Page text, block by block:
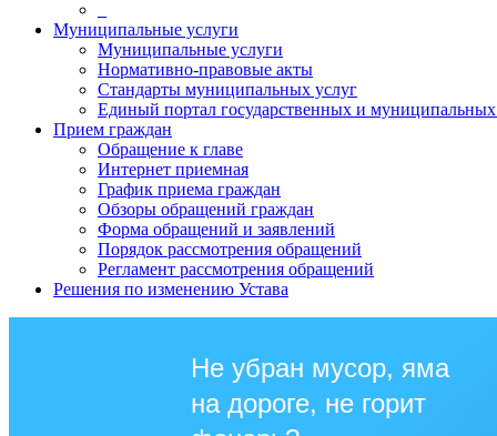
Муниципальные услуги
Муниципальные услуги
Нормативно-правовые акты
Стандарты муниципальных услуг
Единый портал государственных и муниципальных
Прием граждан
Обращение к главе
Интернет приемная
График приема граждан
Обзоры обращений граждан
Форма обращений и заявлений
Порядок рассмотрения обращений
Регламент рассмотрения обращений
Решения по изменению Устава
Не убран мусор, яма
на дороге, не горит